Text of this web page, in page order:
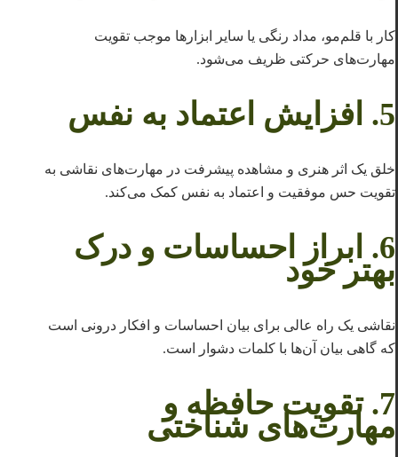
کار با قلم‌مو، مداد رنگی یا سایر ابزارها موجب تقویت
مهارت‌های حرکتی ظریف می‌شود.
5. افزایش اعتماد به نفس
خلق یک اثر هنری و مشاهده پیشرفت در مهارت‌های نقاشی به
تقویت حس موفقیت و اعتماد به نفس کمک می‌کند.
6. ابراز احساسات و درک
بهتر خود
نقاشی یک راه عالی برای بیان احساسات و افکار درونی است
که گاهی بیان آن‌ها با کلمات دشوار است.
7. تقویت حافظه و
مهارت‌های شناختی